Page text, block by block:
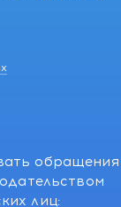
обращения
лиц: